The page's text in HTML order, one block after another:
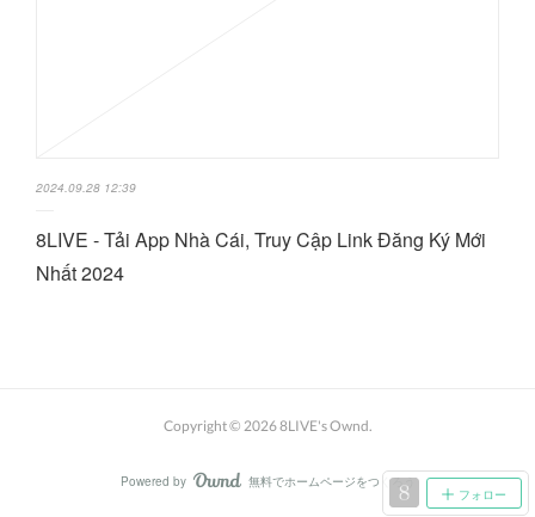
2024.09.28 12:39
8LIVE - Tải App Nhà Cái, Truy Cập Link Đăng Ký Mới
Nhất 2024
フォロー
Copyright © 20268LIVE's Ownd.
Powered by AmebaOwnd
無料でホームページをつくろう